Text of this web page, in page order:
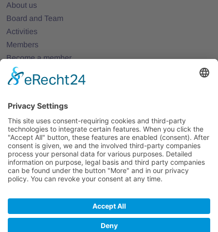
About us
Board and Team
Activities
Members
Become a member
Projects
Partner Networks
Events
All Events
Jobs
All Jobs
Contact
Legal Notice
Privacy Policy